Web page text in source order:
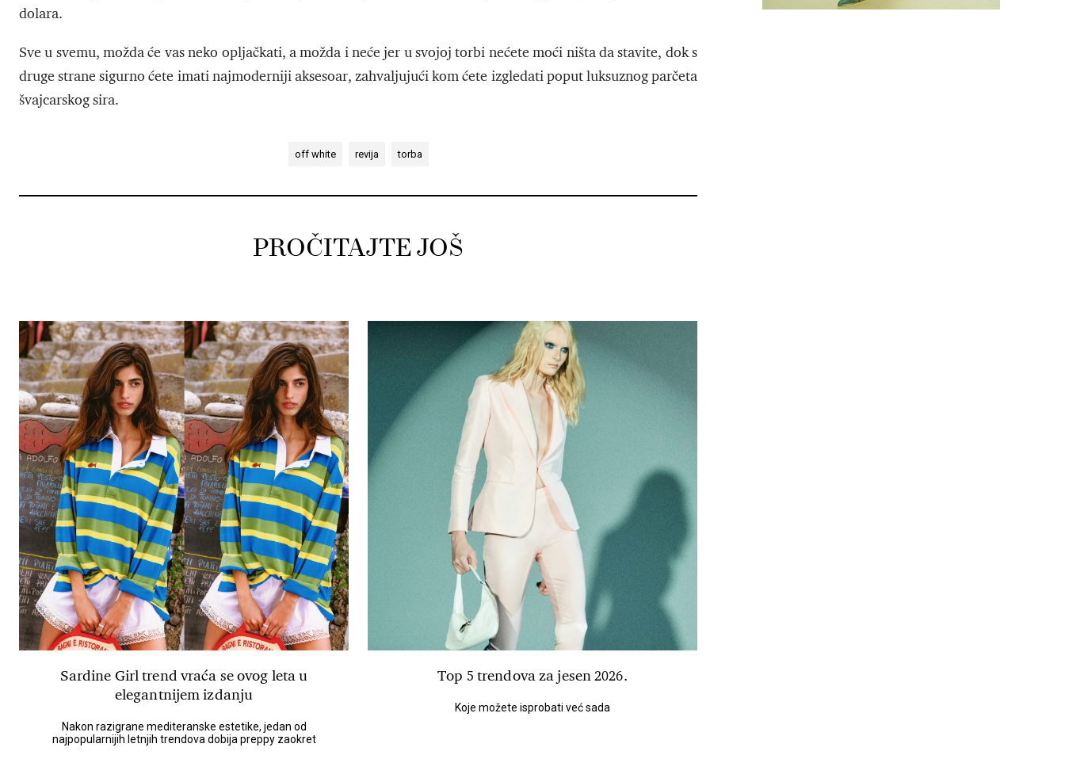
dolara.
Sve u svemu, možda će vas neko opljačkati, a možda i neće jer u svojoj torbi nećete moći ništa da stavite, dok s
druge strane sigurno ćete imati najmoderniji aksesoar, zahvaljujući kom ćete izgledati poput luksuznog parčeta
švajcarskog sira.
off white revija torba
PROČITAJTE JOŠ
Sardine Girl trend vraća se ovog leta u
elegantnijem izdanju
Nakon razigrane mediteranske estetike, jedan od
najpopularnijih letnjih trendova dobija preppy zaokret
Top 5 trendova za jesen 2026.
Koje možete isprobati već sada